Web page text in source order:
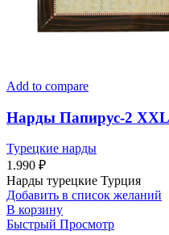
Add to compare
Нарды Папирус-2
Турецкие нарды
1.990 ₽
Нарды турецкие Турция
Добавить в список желаний
В корзину
Быстрый Просмотр